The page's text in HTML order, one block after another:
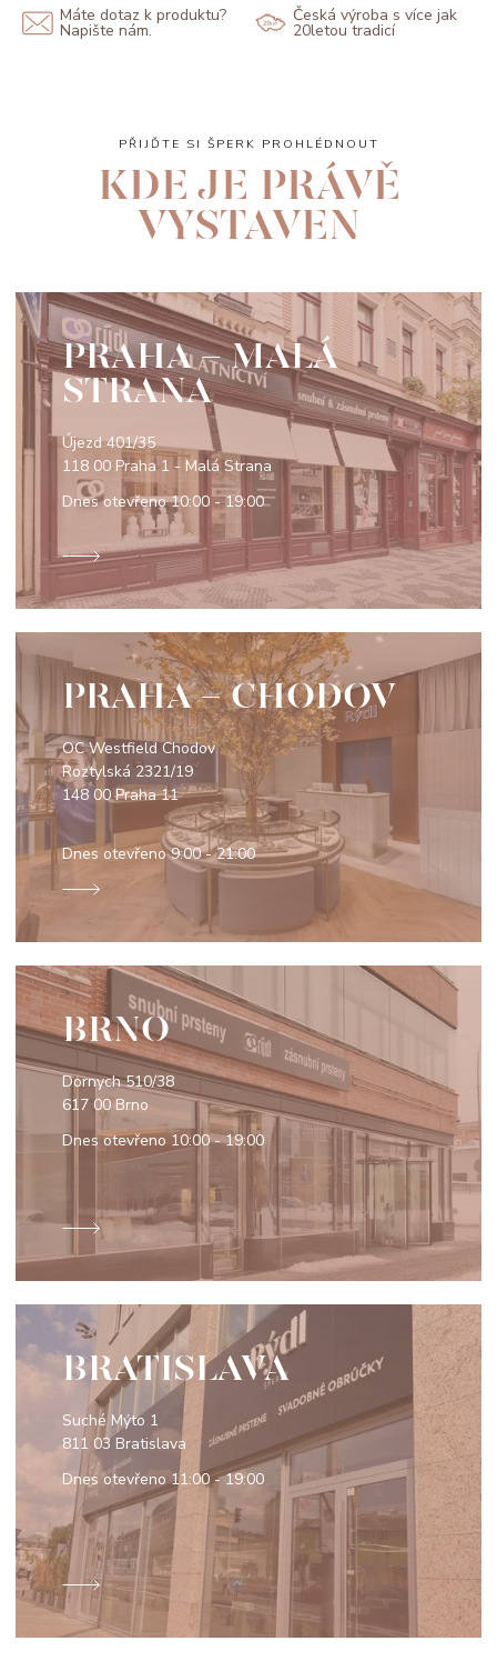
Máte dotaz k produktu?
Napište nám.
Česká výroba s více jak
20letou tradicí
PŘIJĎTE SI ŠPERK PROHLÉDNOUT
KDE JE PRÁVĚ
VYSTAVEN
PRAHA - MALÁ
STRANA
Újezd 401/35
118 00 Praha 1 - Malá Strana
Dnes otevřeno10:00 - 19:00
PRAHA - CHODOV
OC Westfield Chodov
Roztylská 2321/19
148 00 Praha 11
Dnes otevřeno9:00 - 21:00
BRNO
Dornych 510/38
617 00 Brno
Dnes otevřeno 10:00 - 19:00
BRATISLAVA
Suché Mýto 1
811 03 Bratislava
Dnes otevřeno11:00 - 19:00